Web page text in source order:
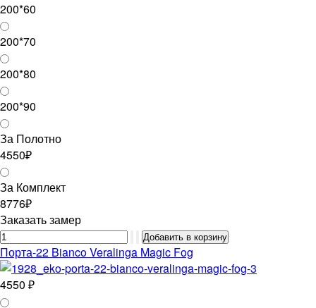
200*60
200*70
200*80
200*90
За Полотно
4550₽
За Комплект
8776₽
Заказать замер
Порта-22 Bianco Veralinga Magic Fog
4550 ₽